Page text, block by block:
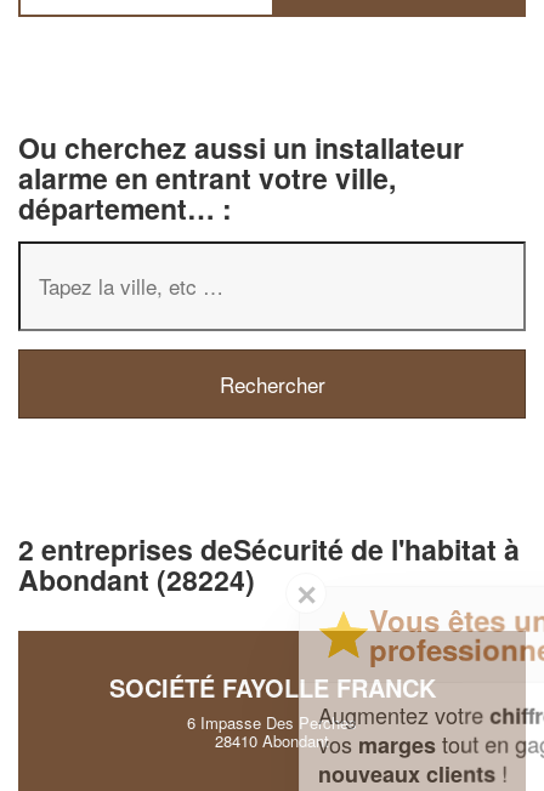
Ou cherchez aussi un installateur
alarme en entrant votre ville,
département… :
2 entreprises deSécurité de l'habitat à
Abondant (28224)
SOCIÉTÉ FAYOLLE FRANCK
6 Impasse Des Perches
28410 Abondant
✕
Vous êtes un
professionnel ?
Augmentez votrechiffre d'affaireset
margestout en gagnant de
nouveaux clients!